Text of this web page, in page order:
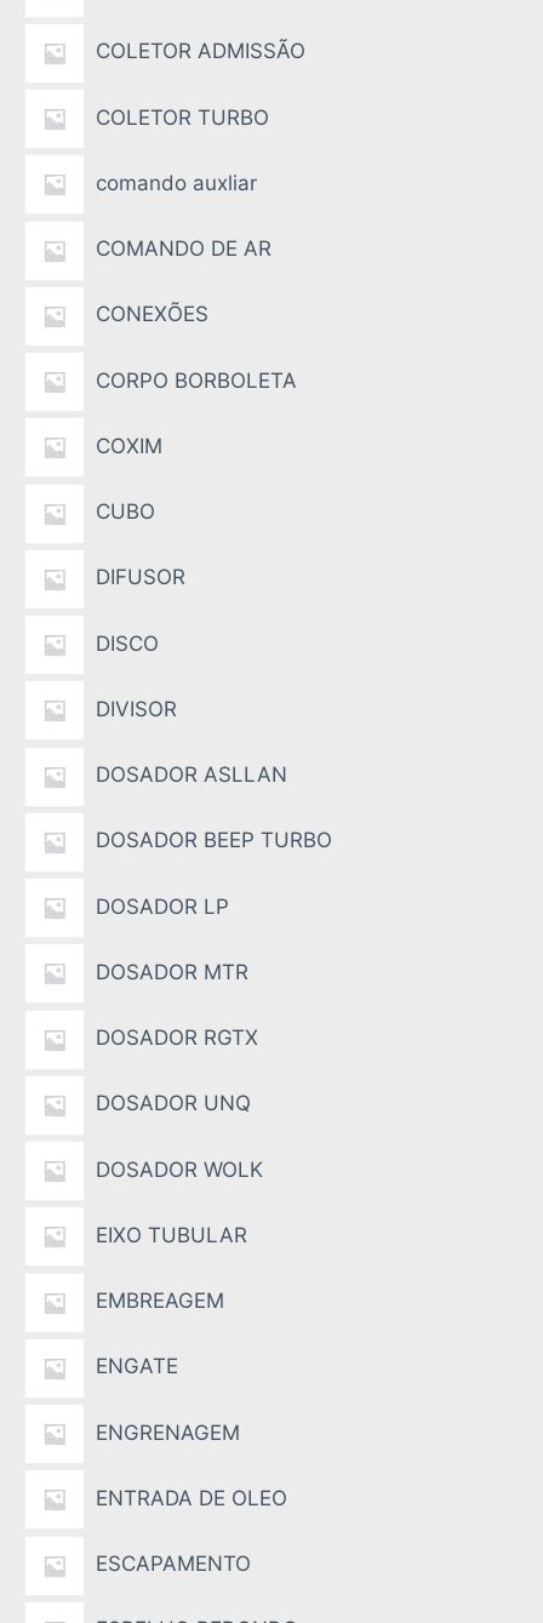
COLETOR ADMISSÃO
COLETOR TURBO
comando auxliar
COMANDO DE AR
CONEXÕES
CORPO BORBOLETA
COXIM
CUBO
DIFUSOR
DISCO
DIVISOR
DOSADOR ASLLAN
DOSADOR BEEP TURBO
DOSADOR LP
DOSADOR MTR
DOSADOR RGTX
DOSADOR UNQ
DOSADOR WOLK
EIXO TUBULAR
EMBREAGEM
ENGATE
ENGRENAGEM
ENTRADA DE OLEO
ESCAPAMENTO